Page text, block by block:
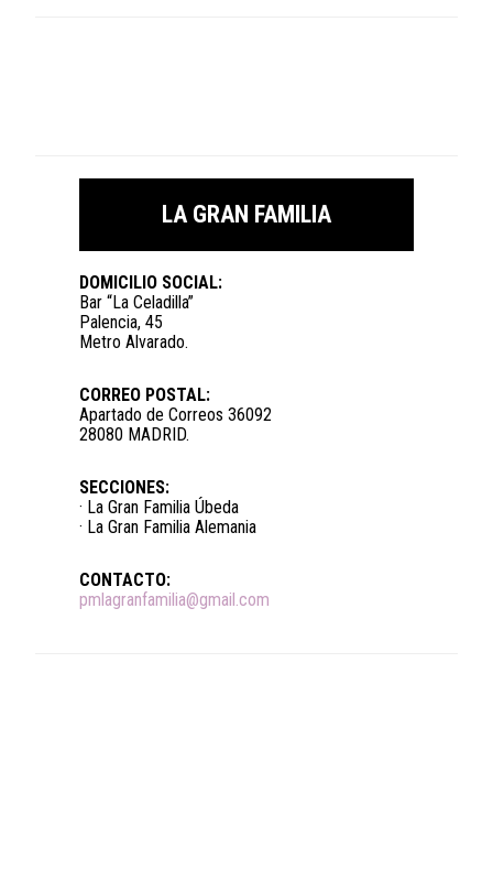
LA GRAN FAMILIA
DOMICILIO SOCIAL:
Bar “La Celadilla”
Palencia, 45
Metro Alvarado.
CORREO POSTAL:
Apartado de Correos 36092
28080 MADRID.
SECCIONES:
· La Gran Familia Úbeda
· La Gran Familia Alemania
CONTACTO:
pmlagranfamilia@gmail.com